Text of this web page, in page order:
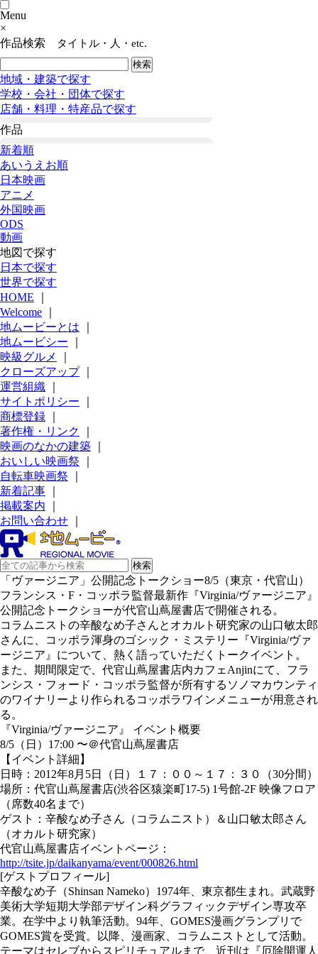
Menu
×
作品検索
タイトル・人・etc.
地域・建築で探す
学校・会社・団体で探す
店舗・料理・特産品で探す
作品
新着順
あいうえお順
日本映画
アニメ
外国映画
ODS
動画
地図で探す
日本で探す
世界で探す
HOME
Welcome
地ムービーとは
地ムービシー
映級グルメ
クローズアップ｜
運営組織
サイトポリシー
商標登録
著作権・リンク
映画のなかの建築
おいしい映画祭
自転車映画祭
新着記事
掲載案内
お問い合わせ
「ヴァージニア」公開記念トークショー8/5（東京・代官山）
フランシス・F・コッポラ監督最新作『Virginia/ヴァージニア』
公開記念トークショーが代官山蔦屋書店で開催される。
コラムニストの辛酸なめ子さんとオカルト研究家の山口敏太郎
さんに、コッポラ渾身のゴシック・ミステリー『Virginia/ヴァ
ージニア』について、熱く語っていただくトークイベント。
また、期間限定で、代官山蔦屋書店内カフェAnjinにて、フラ
ンシス・フォード・コッポラ監督が所有するソノマカウンティ
のワイナリーより作られるコッポラワインメニューが用意され
る。
『Virginia/ヴァージニア』 イベント概要
8/5（日）17:00 〜＠代官山蔦屋書店
【イベント詳細】
日時：2012年8月5日（日）１７：００～１７：３０（30分間）
場所：代官山蔦屋書店(渋谷区猿楽町17-5) 1号館-2F 映像フロア
（席数40名まで）
ゲスト：辛酸なめ子さん（コラムニスト）＆山口敏太郎さん
（オカルト研究家）
代官山蔦屋書店イベントページ：
http://tsite.jp/daikanyama/event/000826.html
[ゲストプロフィール]
辛酸なめ子（Shinsan Nameko）1974年、東京都生まれ。武蔵野
美術大学短期大学部デザイン科グラフィックデザイン専攻卒
業。在学中より執筆活動。94年、GOMES漫画グランプリで
GOMES賞を受賞。以降、漫画家、コラムニストとして活動。
テーマはセレブからスピリチュアルまで、近刊は『厄除開運人